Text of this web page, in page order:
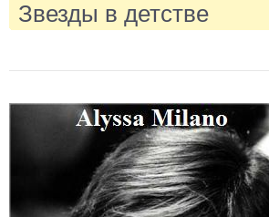
Звезды в детстве